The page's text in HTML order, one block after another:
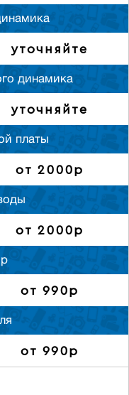
уточняйте
динамика
уточняйте
платы
от 2000р
от 2000р
от 990р
от 990р